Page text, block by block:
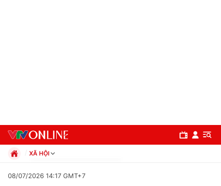
XÃ HỘI
Xã hội
08/07/2026 14:17 GMT+7